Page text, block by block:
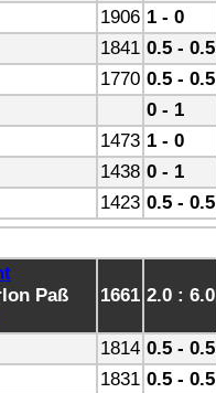
1906 1 - 0
1841 0.5 - 0.5
1770 0.5 - 0.5
0 - 1
1473 1 - 0
1438 0 - 1
1423 0.5 - 0.5
1661 2.0 : 6.0
1814 0.5 - 0.5
1831 0.5 - 0.5